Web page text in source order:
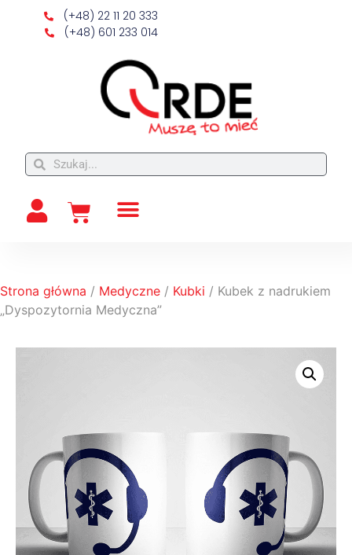
(+48) 22 11 20 333
(+48) 601 233 014
Strona główna / Medyczne / Kubki / Kubek z nadrukiem
„Dyspozytornia Medyczna”